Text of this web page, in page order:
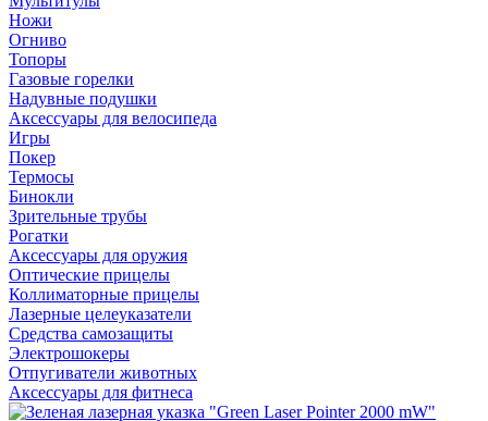
Ножи
Огниво
Топоры
Газовые горелки
Надувные подушки
Аксессуары для велосипеда
Игры
Покер
Термосы
Бинокли
Зрительные трубы
Рогатки
Аксессуары для оружия
Оптические прицелы
Коллиматорные прицелы
Лазерные целеуказатели
Средства самозащиты
Электрошокеры
Отпугиватели животных
Аксессуары для фитнеса